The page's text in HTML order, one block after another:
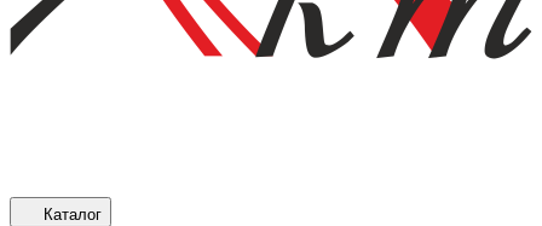
Каталог